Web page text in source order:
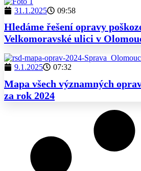
31.1.2025 09:58
Hledáme řešení opravy
Velkomoravské ulici v
9.1.2025 07:32
Mapa všech významných
za rok 2024